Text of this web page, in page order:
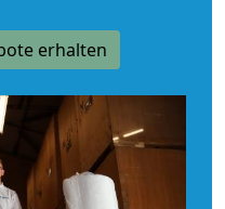
erhalten